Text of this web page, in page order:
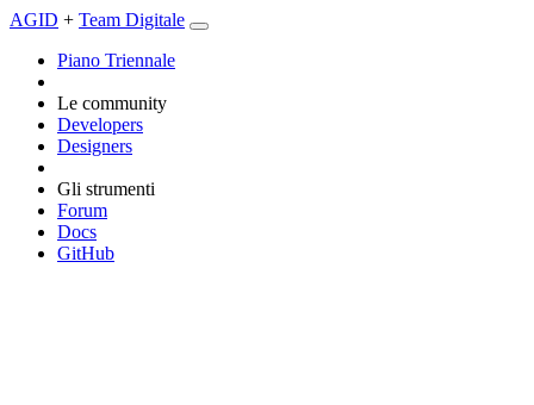
AGID + Team Digitale
Piano Triennale
Le community
Developers
Designers
Gli strumenti
Forum
Docs
GitHub